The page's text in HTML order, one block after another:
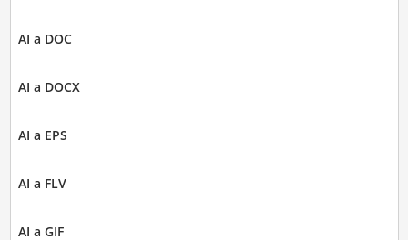
AI a DOC
AI a DOCX
AI a EPS
AI a FLV
AI a GIF